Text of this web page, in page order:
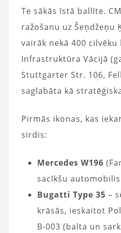
Te sākās īstā ballīte.
ražošanu uz Šeņdžeņu
vairāk nekā 400 cilvēku
Infrastruktūra Vācijā
Stuttgarter Str. 106,
saglabāta kā
Pirmās ikonas, kas
sirdis:
Mercedes W196
sacīkšu automobilis
Bugatti Type 35 –
krāsās, ieskaitot
B-003 (balta un